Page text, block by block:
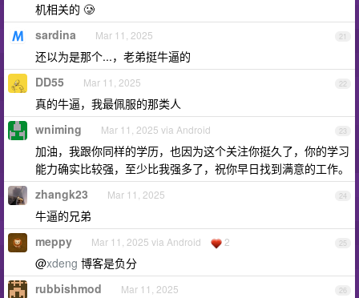
机相关的 🥲
21
sardina Mar 11, 2025
还以为是那个...，老弟挺牛逼的
22
DD55 Mar 11, 2025
真的牛逼，我最佩服的那类人
23
wniming Mar 11, 2025 via Android
加油，我跟你同样的学历，也因为这个关注你挺久了，你的学习
能力确实比较强，至少比我强多了，祝你早日找到满意的工作。
24
zhangk23 Mar 11, 2025
牛逼的兄弟
25
meppy Mar 11, 2025 via Android 2
@xdeng 博客是负分
26
rubbishmod Mar 11, 2025